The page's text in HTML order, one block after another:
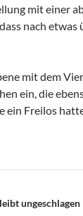
mit einer
nach etwas
mit dem
ein, die
ein Freilos
ungeschlagen